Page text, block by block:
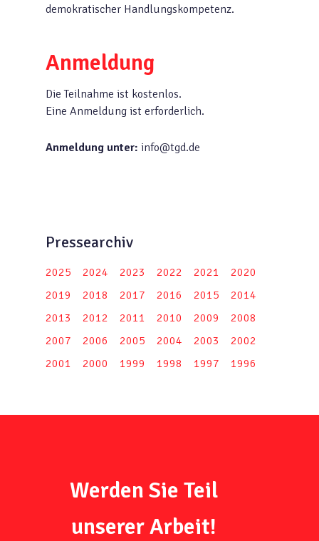
demokratischer Handlungskompetenz.
Anmeldung
Die Teilnahme ist kostenlos.
Eine Anmeldung ist erforderlich.
Anmeldung unter: info@tgd.de
Pressearchiv
2025 2024 2023 2022 2021
2020
2019
2018 2017 2016 2015
2014
2013
2012 2011 2010 2009
2008
2007
2006 2005 2004 2003
2002
2001
2000 1999 1998 1997 1996
Werden Sie Teil
unserer Arbeit!